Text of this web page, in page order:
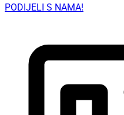
PODIJELI S NAMA!